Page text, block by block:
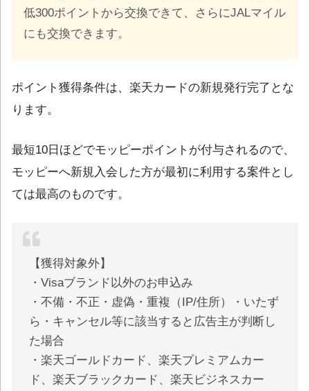
低300ポイントから交換できて、さらにJALマイル
にも交換できます。
ポイント獲得条件は、楽天カードの新規発行完了とな
ります。
最短10日ほどでモッピーポイントが付与されるので、
モッピーへ新規入会した方が最初に利用する案件とし
ては最高のものです。
【獲得対象外】
・Visaブランド以外のお申込み
・不備・不正・虚偽・重複（IP/住所）・いたず
ら・キャンセル等に該当すると広告主が判断し
た場合
・ 楽天ゴールドカード、楽天プレミアムカー
ド、楽天ブラックカード、楽天ビジネスカー